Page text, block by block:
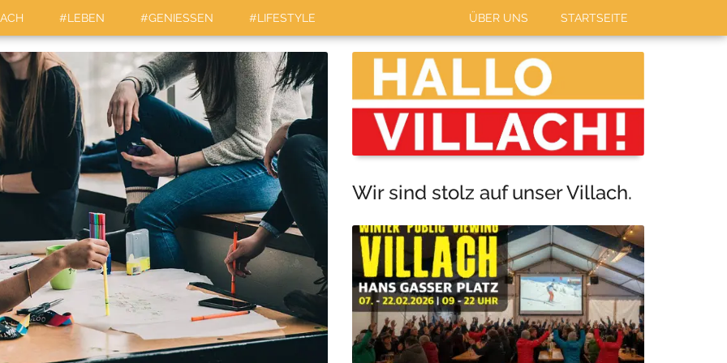
#LEBEN #GENIESSEN #LIFESTYLE STARTSEITE
ÜBER UNS
Haupt-
Sidebar
Wir sind stolz auf unser Villach.